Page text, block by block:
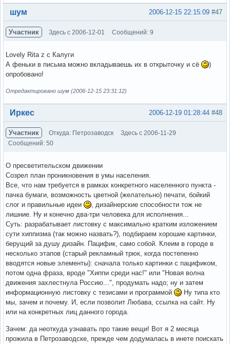
Вне форума #47
2006-12-15 22:15:09
шум
Участник Здесь с 2006-12-01 Сообщений: 9
Lovely Rita z c Калуги
А феньки в письма можно вкладываешь их в открыточку и сё
)
опробовано!
Отредактировано шум (2006-12-15 23:31:12)
Вне форума #48
2006-12-19 01:28:44
Иркес
Участник Откуда: Петрозаводск
Здесь с 2006-11-29
Сообщений: 50
О пресветительском движении
Созрел план проникновения в умы населения.
Все, что нам требуется в рамках конкретного населенного пункта -
пачка бумаги, возможность цветной (желательно) печати, бойкий
слог и правильные идеи
, дизайнерские способности тож не
лишние. Ну и конечно два-три человека для исполнения...
Суть: разрабатывает листовку с максимально кратким изложением
сути хиппизма (так можно назвать?), подбираем хорошие картинки,
берущий за душу дизайн. Пацифик, само собой. Клеим в городе в
несколько этапов (старый рекламный трюк, когда постепенно
вводятся новые элементы): сначала только картинки с пацификом,
потом одна фраза, вроде "Хиппи среди нас!" или "Новая волна
движения захлестнула Россию...", продумать надо; ну и затем
информационную листовку с тезисами и программой
Ну типа кто
мы, зачем и почему. И, если позволит Любава, ссылка на сайт. Ну
или на конкретных лиц данного города.
Зачем: да неоткуда узнавать про такие вещи! Вот я 2 месяца
прожила в Петрозаводске, прежде чем додумалась в инете поискать